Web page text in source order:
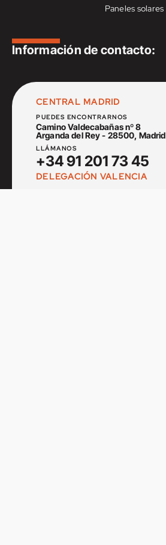
Paneles solares
Información de contacto:
CENTRAL MADRID
PUEDES ENCONTRARNOS
Camino Valdecabañas nº 8
Arganda del Rey - 28500, Madrid
LLÁMANOS
+34 91 201 73 45
DELEGACIÓN VALENCIA